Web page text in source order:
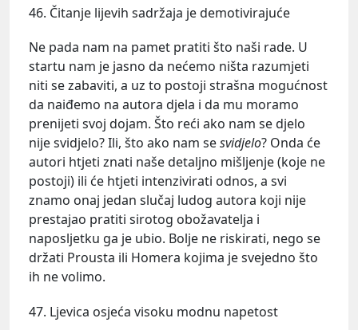
46. Čitanje lijevih sadržaja je demotivirajuće
Ne pada nam na pamet pratiti što naši rade. U
startu nam je jasno da nećemo ništa razumjeti
niti se zabaviti, a uz to postoji strašna mogućnost
da naiđemo na autora djela i da mu moramo
prenijeti svoj dojam. Što reći ako nam se djelo
nije svidjelo? Ili, što ako nam sesvidjelo? Onda će
autori htjeti znati naše detaljno mišljenje (koje ne
postoji) ili će htjeti intenzivirati odnos, a svi
znamo onaj jedan slučaj ludog autora koji nije
prestajao pratiti sirotog obožavatelja i
naposljetku ga je ubio. Bolje ne riskirati, nego se
držati Prousta ili Homera kojima je svejedno što
ih ne volimo.
47. Ljevica osjeća visoku modnu napetost